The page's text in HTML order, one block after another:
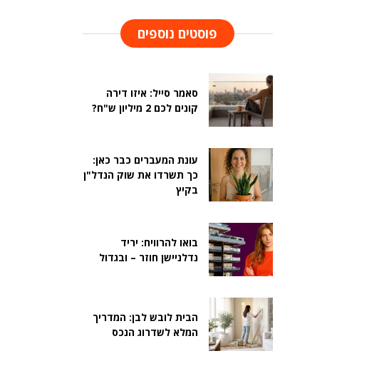
פוסטים נוספים
סאמר סייל: איזו דירה
קונים לכם 2 מיליון ש"ח?
עונת המעברים כבר כאן:
כך תשרדו את שוק הנדל"ן
בקיץ
בואו להרוויח: יריד
נדלניישן חוזר – ובגדול
הבית לובש לבן: המדריך
המלא לשדרוג הנכס